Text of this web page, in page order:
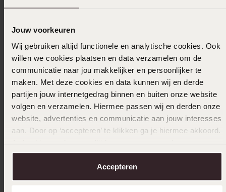
Jouw voorkeuren
Wij gebruiken altijd functionele en analytische cookies. Ook
willen we cookies plaatsen en data verzamelen om de
communicatie naar jou makkelijker en persoonlijker te
maken. Met deze cookies en data kunnen wij en derde
partijen jouw internetgedrag binnen en buiten onze website
volgen en verzamelen. Hiermee passen wij en derden onze
website, advertenties en communicatie aan jouw interesses
aan. Door op ‘accepteren’ te klikken ga je hiermee akkoord.
over in onscookiebeleid.
Accepteren
14-12-2024 - Warna
Halsketting viel in de smaak. Goede
afhandeling bij de aanschaf
02-09-2024 - Sengül K.
❤️
Toon meer